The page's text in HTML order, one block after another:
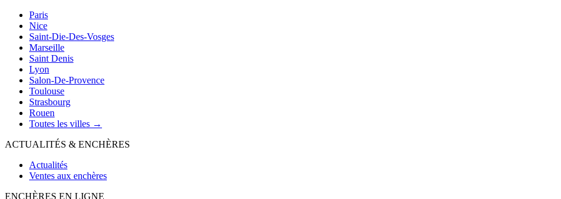
Paris
Nice
Saint-Die-Des-Vosges
Marseille
Saint Denis
Lyon
Salon-De-Provence
Toulouse
Strasbourg
Rouen
Toutes les villes →
ACTUALITÉS & ENCHÈRES
Actualités
Ventes aux enchères
ENCHÈRES EN LIGNE